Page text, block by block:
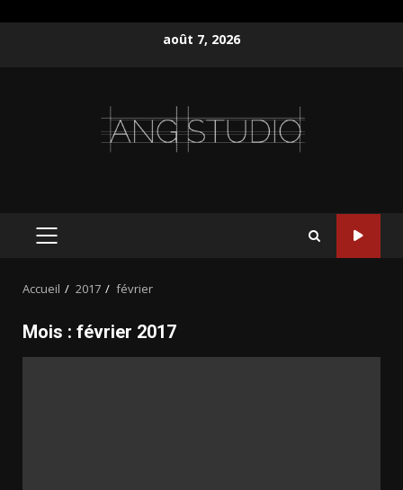
août 7, 2026
MENU
Accueil 2017 février
Mois : février 2017